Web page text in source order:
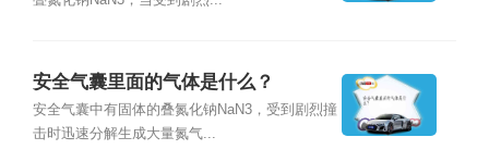
安全气囊里面的气体是什么？
安全气囊中有固体的叠氮化钠NaN3，受到剧烈撞
击时迅速分解生成大量氮气...